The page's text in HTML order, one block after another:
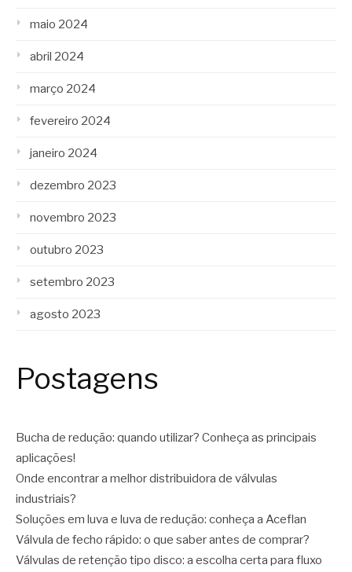
maio 2024
abril 2024
março 2024
fevereiro 2024
janeiro 2024
dezembro 2023
novembro 2023
outubro 2023
setembro 2023
agosto 2023
Postagens
Bucha de redução: quando utilizar? Conheça as principais
aplicações!
Onde encontrar a melhor distribuidora de válvulas
industriais?
Soluções em luva e luva de redução: conheça a Aceflan
Válvula de fecho rápido: o que saber antes de comprar?
Válvulas de retenção tipo disco: a escolha certa para fluxo